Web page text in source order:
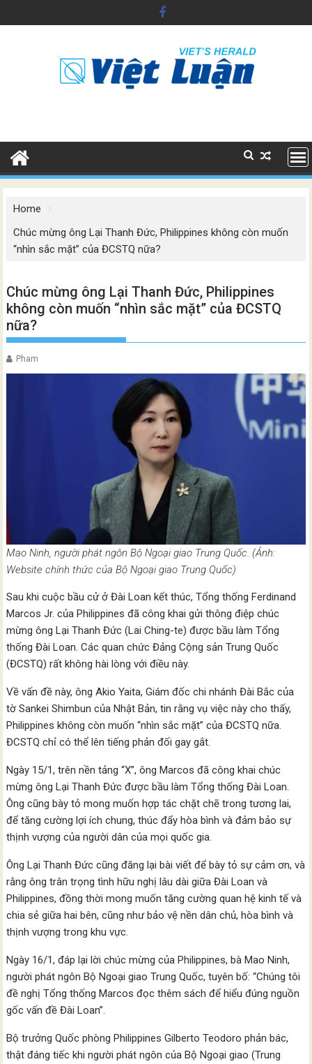
to
Home
Chúc mừng ông Lại Thanh Đức, Philippines không còn muốn
“nhìn sắc mặt” của ĐCSTQ nữa?
Chúc mừng ông Lại Thanh Đức, Philippines
không còn muốn “nhìn sắc mặt” của ĐCSTQ
nữa?
Pham
Mao Ninh, người phát ngôn Bộ Ngoại giao Trung Quốc. (Ảnh:
Website chính thức của Bộ Ngoại giao Trung Quốc)
Sau khi cuộc bầu cử ở Đài Loan kết thúc, Tổng thống Ferdinand
Marcos Jr. của Philippines đã công khai gửi thông điệp chúc
mừng ông Lại Thanh Đức (Lai Ching-te) được bầu làm Tổng
thống Đài Loan. Các quan chức Đảng Cộng sản Trung Quốc
(ĐCSTQ) rất không hài lòng với điều này.
Về vấn đề này, ông Akio Yaita, Giám đốc chi nhánh Đài Bắc của
tờ Sankei Shimbun của Nhật Bản, tin rằng vụ việc này cho thấy,
Philippines không còn muốn “nhìn sắc mặt” của ĐCSTQ nữa.
ĐCSTQ chỉ có thể lên tiếng phản đối gay gắt.
Ngày 15/1, trên nền tảng “X”, ông Marcos đã công khai chúc
mừng ông Lại Thanh Đức được bầu làm Tổng thống Đài Loan.
Ông cũng bày tỏ mong muốn hợp tác chặt chẽ trong tương lai,
để tăng cường lợi ích chung, thúc đẩy hòa bình và đảm bảo sự
thịnh vượng của người dân của mọi quốc gia.
Ông Lại Thanh Đức cũng đăng lại bài viết để bày tỏ sự cảm ơn, và
rằng ông trân trọng tình hữu nghị lâu dài giữa Đài Loan và
Philippines, đồng thời mong muốn tăng cường quan hệ kinh tế và
chia sẻ giữa hai bên, cũng như bảo vệ nền dân chủ, hòa bình và
thịnh vượng trong khu vực.
Ngày 16/1, đáp lại lời chúc mừng của Philippines, bà Mao Ninh,
người phát ngôn Bộ Ngoại giao Trung Quốc, tuyên bố: “Chúng tôi
đề nghị Tổng thống Marcos đọc thêm sách để hiểu đúng nguồn
gốc vấn đề Đài Loan”.
Bộ trưởng Quốc phòng Philippines Gilberto Teodoro phản bác,
thật đáng tiếc khi người phát ngôn của Bộ Ngoại giao (Trung